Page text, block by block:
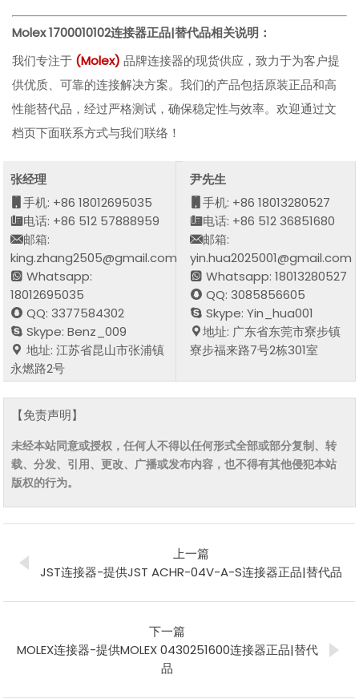
Molex 1700010102连接器正品|替代品相关说明：
我们专注于 (Molex)品牌连接器的现货供应，致力于为客户提
供优质、可靠的连接解决方案。我们的产品包括原装正品和高
性能替代品，经过严格测试，确保稳定性与效率。欢迎通过文
档页下面联系方式与我们联络！
张经理
手机: +86 18012695035
电话: +86 512 57888959
邮箱:
king.zhang2505@gmail.com
Whatsapp:
18012695035
QQ: 3377584302
Skype: Benz_009
地址: 江苏省昆山市张浦镇
永燃路2号
尹先生
手机: +86 18013280527
电话: +86 512 36851680
邮箱:
yin.hua2025001@gmail.com
Whatsapp: 18013280527
QQ: 3085856605
Skype: Yin_hua001
地址: 广东省东莞市寮步镇
寮步福来路7号2栋301室
【免责声明】
未经本站同意或授权，任何人不得以任何形式全部或部分复制、转
载、分发、引用、更改、广播或发布内容，也不得有其他侵犯本站
版权的行为。
上一篇
JST连接器-提供JST ACHR-04V-A-S连接器正品|替代品
下一篇
MOLEX连接器-提供MOLEX 0430251600连接器正品|替代
品